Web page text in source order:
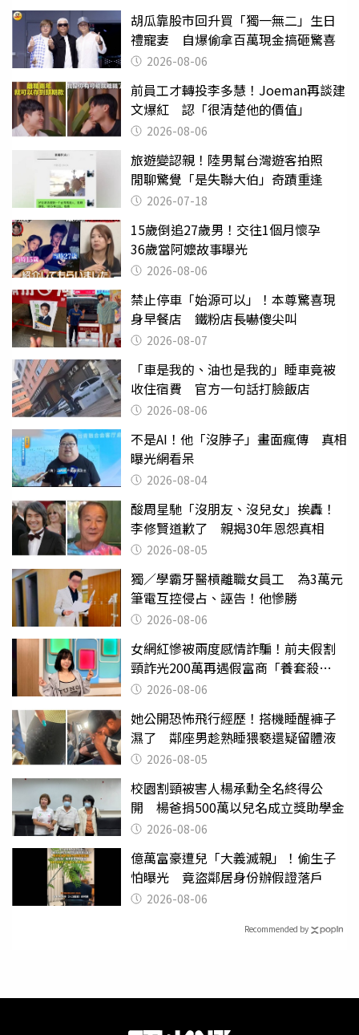
胡瓜靠股市回升買「獨一無二」生日
禮寵妻 自爆偷拿百萬現金搞砸驚喜
2026-08-06
前員工才轉投李多慧！Joeman再談建
文爆紅 認「很清楚他的價值」
2026-08-06
旅遊變認親！陸男幫台灣遊客拍照
閒聊驚覺「是失聯大伯」奇蹟重逢
2026-07-18
15歲倒追27歲男！交往1個月懷孕
36歲當阿嬤故事曝光
2026-08-06
禁止停車「始源可以」！本尊驚喜現
身早餐店 鐵粉店長嚇傻尖叫
2026-08-07
「車是我的、油也是我的」睡車竟被
收住宿費 官方一句話打臉飯店
2026-08-06
不是AI！他「沒脖子」畫面瘋傳 真相
曝光網看呆
2026-08-04
酸周星馳「沒朋友、沒兒女」挨轟！
李修賢道歉了 親揭30年恩怨真相
2026-08-05
獨／學霸牙醫槓離職女員工 為3萬元
筆電互控侵占、誣告！他慘勝
2026-08-06
女網紅慘被兩度感情詐騙！前夫假割
頸詐光200萬再遇假富商「養套殺
2000萬」
2026-08-06
她公開恐怖飛行經歷！搭機睡醒褲子
濕了 鄰座男趁熟睡猥褻還疑留體液
2026-08-05
校園割頸被害人楊承勳全名終得公
開 楊爸捐500萬以兒名成立獎助學金
2026-08-06
億萬富豪遭兒「大義滅親」！偷生子
怕曝光 竟盜鄰居身份辦假證落戶
2026-08-06
Recommended by